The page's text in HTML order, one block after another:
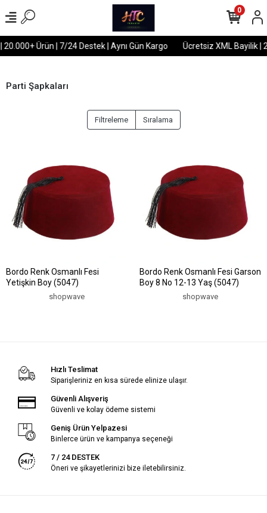
Ürün | 7/24 Destek | Aynı Gün Kargo Ücretsiz XML Bayilik |
0
Parti Şapkaları
Filtreleme Sıralama
Bordo Renk Osmanlı Fesi
Yetişkin Boy (5047)
shopwave
Bordo Renk Osmanlı Fesi Garson
Boy 8 No 12-13 Yaş (5047)
shopwave
Hızlı Teslimat
Siparişleriniz en kısa sürede elinize ulaşır.
Güvenli Alışveriş
Güvenli ve kolay ödeme sistemi
Geniş Ürün Yelpazesi
Binlerce ürün ve kampanya seçeneği
7 / 24 DESTEK
Öneri ve şikayetlerinizi bize iletebilirsiniz.